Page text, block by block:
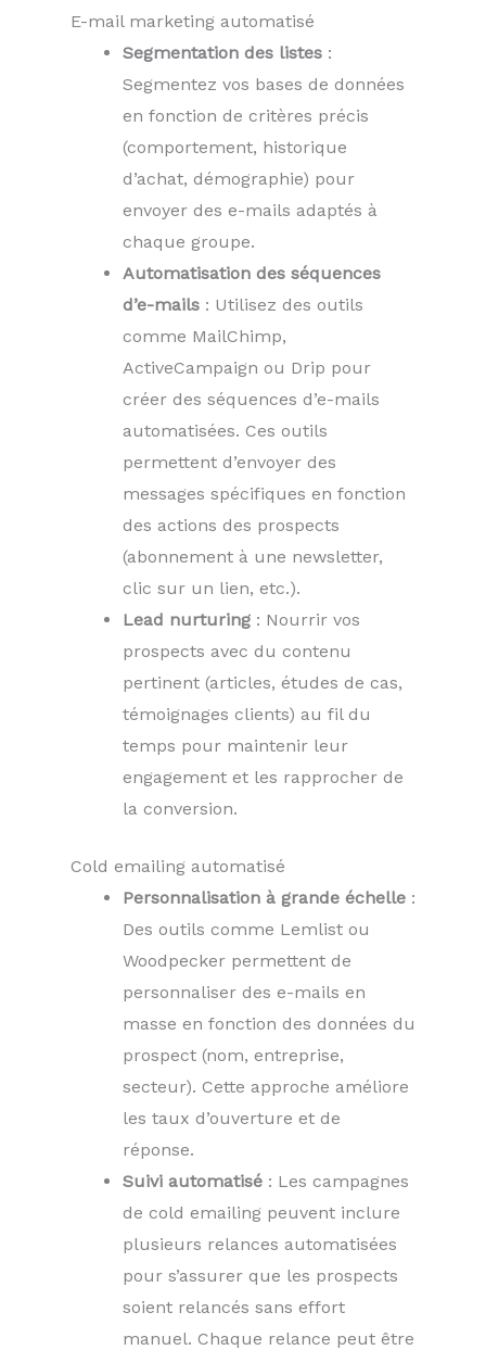
E-mail marketing automatisé
Segmentation des listes :
Segmentez vos bases de données
en fonction de critères précis
(comportement, historique
d’achat, démographie) pour
envoyer des e-mails adaptés à
chaque groupe.
Automatisation des séquences
d’e-mails : Utilisez des outils
comme MailChimp,
ActiveCampaign ou Drip pour
créer des séquences d’e-mails
automatisées. Ces outils
permettent d’envoyer des
messages spécifiques en fonction
des actions des prospects
(abonnement à une newsletter,
clic sur un lien, etc.).
Lead nurturing : Nourrir vos
prospects avec du contenu
pertinent (articles, études de cas,
témoignages clients) au fil du
temps pour maintenir leur
engagement et les rapprocher de
la conversion.
Cold emailing automatisé
Personnalisation à grande échelle :
Des outils comme Lemlist ou
Woodpecker permettent de
personnaliser des e-mails en
masse en fonction des données du
prospect (nom, entreprise,
secteur). Cette approche améliore
les taux d’ouverture et de
réponse.
Suivi automatisé : Les campagnes
de cold emailing peuvent inclure
plusieurs relances automatisées
pour s’assurer que les prospects
soient relancés sans effort
manuel. Chaque relance peut être